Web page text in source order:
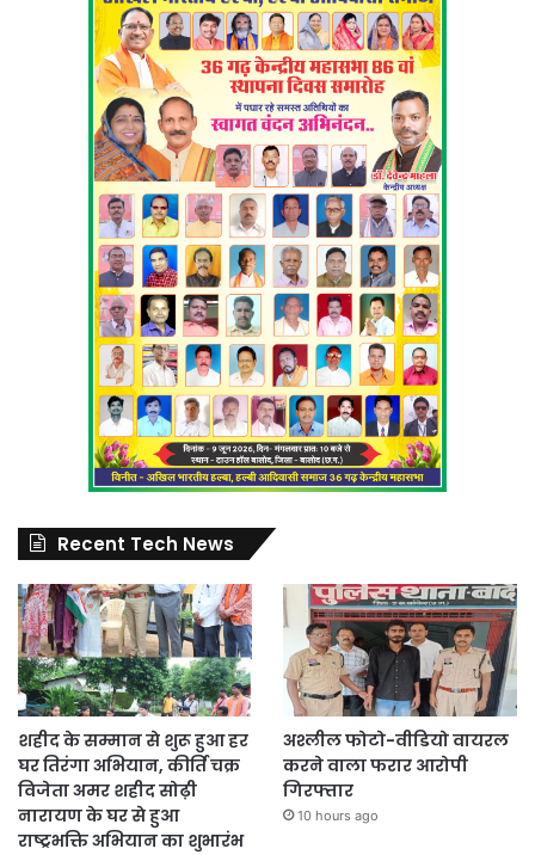
Recent Tech News
शहीद के सम्मान से शुरू हुआ हर
घर तिरंगा अभियान, कीर्ति चक्र
विजेता अमर शहीद सोढ़ी
नारायण के घर से हुआ
राष्ट्रभक्ति अभियान का शुभारंभ
अश्लील फोटो-वीडियो वायरल
करने वाला फरार आरोपी
गिरफ्तार
10 hours ago